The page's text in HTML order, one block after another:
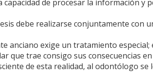
capacidad de procesar la información y
debe realizarse conjuntamente con
anciano exige un tratamiento
que trae consigo sus consecuencias
de esta realidad, al odontólogo